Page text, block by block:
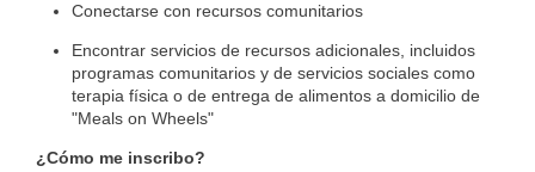
Conectarse con recursos comunitarios
Encontrar servicios de recursos adicionales, incluidos
programas comunitarios y de servicios sociales como
terapia física o de entrega de alimentos a domicilio de
"Meals on Wheels"
¿Cómo me inscribo?